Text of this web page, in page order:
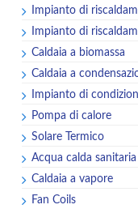
Impianto di
Impianto di
Caldaia a biomassa
Caldaia a
Impianto di
Pompa di calore
Solare Termico
Acqua calda sanitaria
Caldaia a vapore
Fan Coils